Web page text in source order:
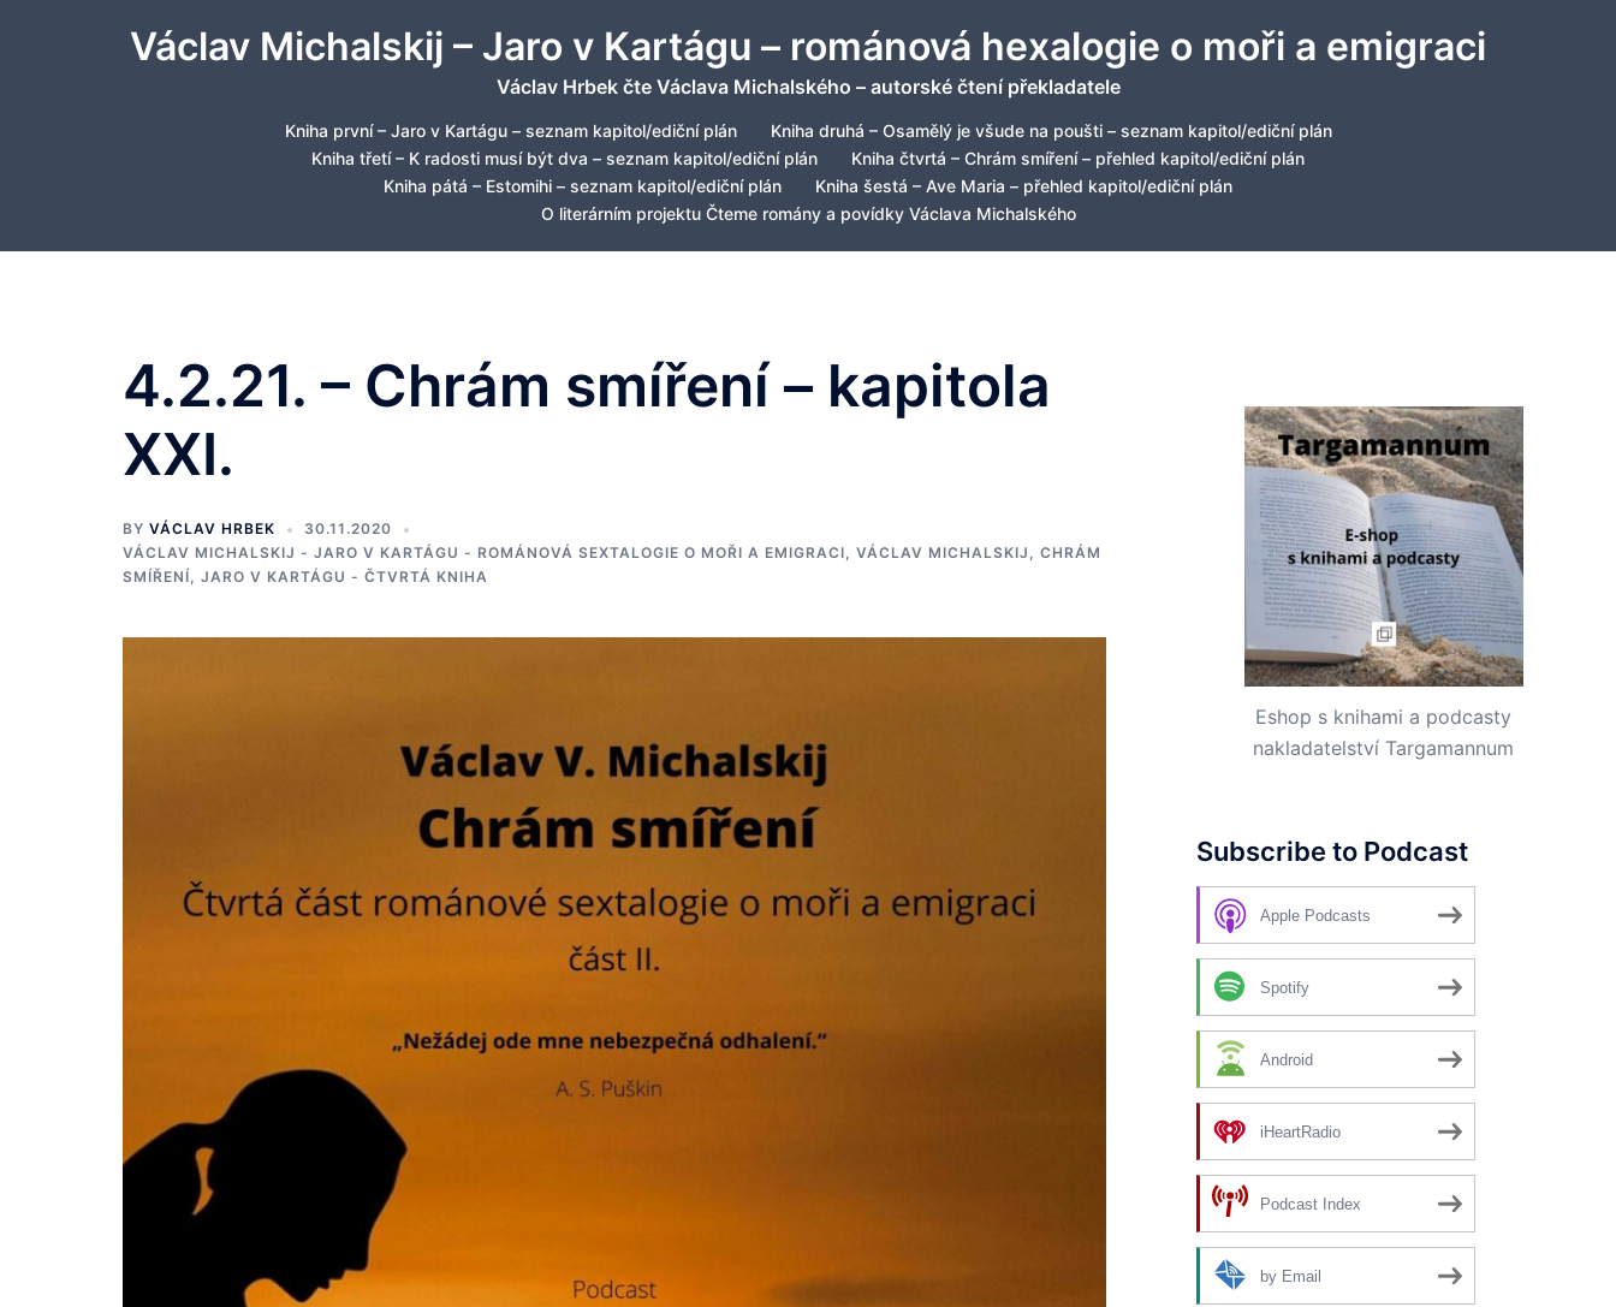
Václav Michalskij – Jaro v Kartágu – románová hexalogie o moři a emigraci
Václav Hrbek čte Václava Michalského – autorské čtení překladatele
Kniha první – Jaro v Kartágu – seznam kapitol/ediční plán
Kniha druhá – Osamělý je všude na poušti – seznam kapitol/ediční plán
Kniha třetí – K radosti musí být dva – seznam kapitol/ediční plán
Kniha čtvrtá – Chrám smíření – přehled kapitol/ediční plán
Kniha pátá – Estomihi – seznam kapitol/ediční plán
Kniha šestá – Ave Maria – přehled kapitol/ediční plán
O literárním projektu Čteme romány a povídky Václava Michalského
4.2.21. – Chrám smíření – kapitola
XXI.
BY VÁCLAV HRBEK
30.11.2020
VÁCLAV MICHALSKIJ - JARO V KARTÁGU - ROMÁNOVÁ SEXTALOGIE O MOŘI A EMIGRACI, VÁCLAV MICHALSKIJ, CHRÁM
SMÍŘENÍ, JARO V KARTÁGU - ČTVRTÁ KNIHA
Eshop s knihami a podcasty
nakladatelství Targamannum
Subscribe to Podcast
Apple Podcasts
Spotify
Android
iHeartRadio
Podcast Index
by Email